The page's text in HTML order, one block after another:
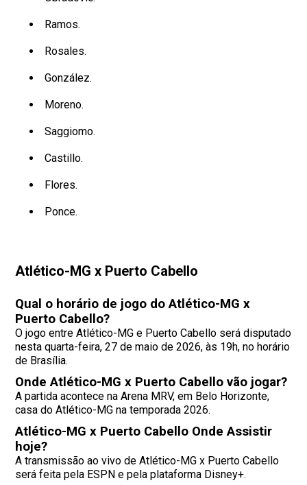
Ramos.
Rosales.
González.
Moreno.
Saggiomo.
Castillo.
Flores.
Ponce.
Atlético-MG x Puerto Cabello
Qual o horário de jogo do Atlético-MG x
Puerto Cabello?
O jogo entre Atlético-MG e Puerto Cabello será disputado
nesta quarta-feira, 27 de maio de 2026, às 19h, no horário
de Brasília.
Onde Atlético-MG x Puerto Cabello vão jogar?
A partida acontece na Arena MRV, em Belo Horizonte,
casa do Atlético-MG na temporada 2026.
Atlético-MG x Puerto Cabello Onde Assistir
hoje?
A transmissão ao vivo de Atlético-MG x Puerto Cabello
será feita pela ESPN e pela plataforma Disney+.